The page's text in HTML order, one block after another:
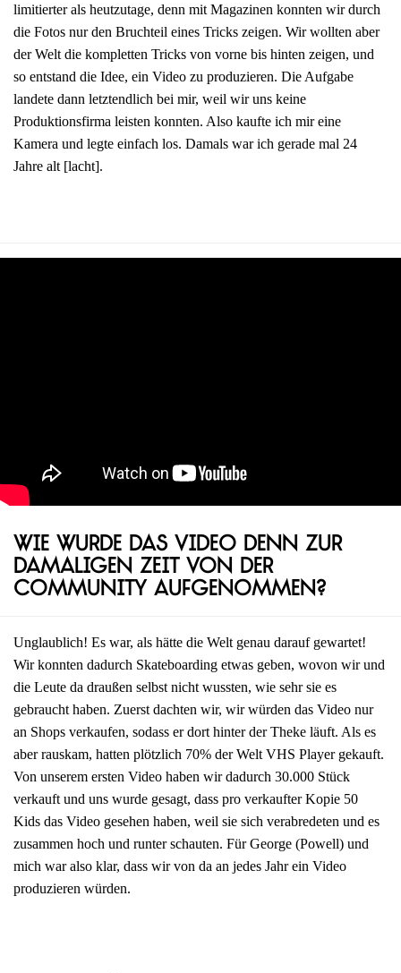
limitierter als heutzutage, denn mit Magazinen konnten wir durch
die Fotos nur den Bruchteil eines Tricks zeigen. Wir wollten aber
der Welt die kompletten Tricks von vorne bis hinten zeigen, und
so entstand die Idee, ein Video zu produzieren. Die Aufgabe
landete dann letztendlich bei mir, weil wir uns keine
Produktionsfirma leisten konnten. Also kaufte ich mir eine
Kamera und legte einfach los. Damals war ich gerade mal 24
Jahre alt [lacht].
Wie wurde das Video denn zur
damaligen Zeit von der
Community aufgenommen?
Unglaublich! Es war, als hätte die Welt genau darauf gewartet!
Wir konnten dadurch Skateboarding etwas geben, wovon wir und
die Leute da draußen selbst nicht wussten, wie sehr sie es
gebraucht haben. Zuerst dachten wir, wir würden das Video nur
an Shops verkaufen, sodass er dort hinter der Theke läuft. Als es
aber rauskam, hatten plötzlich 70% der Welt VHS Player gekauft.
Von unserem ersten Video haben wir dadurch 30.000 Stück
verkauft und uns wurde gesagt, dass pro verkaufter Kopie 50
Kids das Video gesehen haben, weil sie sich verabredeten und es
zusammen hoch und runter schauten. Für George (Powell) und
mich war also klar, dass wir von da an jedes Jahr ein Video
produzieren würden.